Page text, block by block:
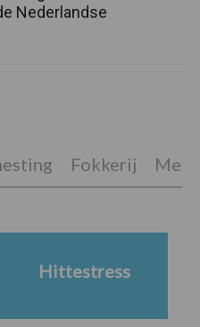
Nederlandse
Fokkerij
Hittestress